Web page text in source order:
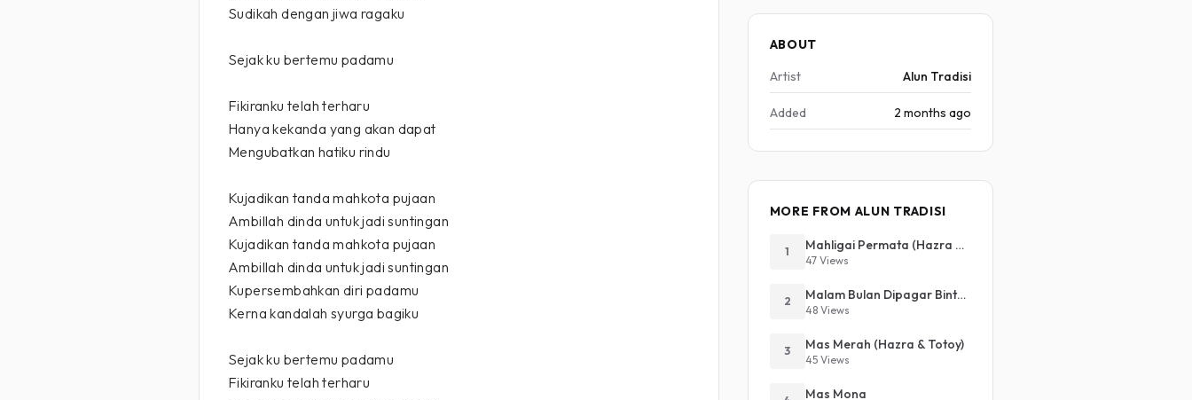
Sudikah dengan jiwa ragaku
Sejak ku bertemu padamu
Fikiranku telah terharu
Hanya kekanda yang akan dapat
Mengubatkan hatiku rindu
Kujadikan tanda mahkota pujaan
Ambillah dinda untuk jadi suntingan
Kujadikan tanda mahkota pujaan
Ambillah dinda untuk jadi suntingan
Kupersembahkan diri padamu
Kerna kandalah syurga bagiku
Sejak ku bertemu padamu
Fikiranku telah terharu
ABOUT
Artist
Alun Tradisi
Added 2 months ago
MORE FROM ALUN TRADISI
1 Mahligai Permata (Hazra & Totoy)
47 Views
2 Malam Bulan Dipagar Bintang
48 Views
3 Mas Merah (Hazra & Totoy)
45 Views
Mas Mona